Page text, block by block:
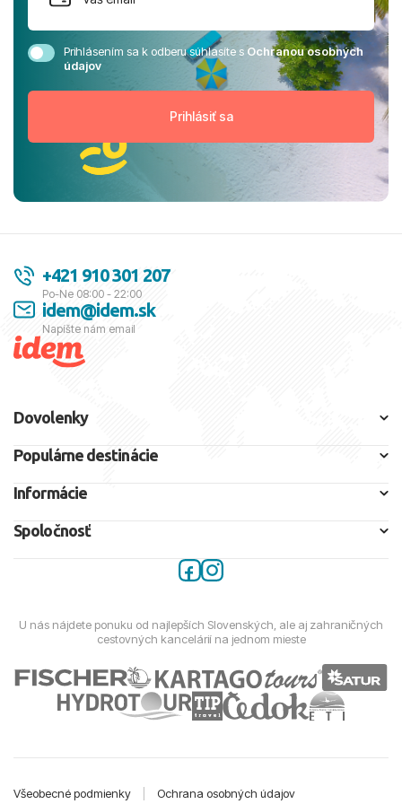
Prihlásením sa k odberu súhlasíte sOchranou osobných
údajov
+421 910 301 207
Po-Ne 08:00 - 22:00
idem@idem.sk
Napíšte nám email
Dovolenky
Populárne destinácie
Informácie
Spoločnosť
U nás nájdete ponuku od najlepších Slovenských, ale aj zahraničných
cestovných kancelárií na jednom mieste
Všeobecné podmienky Ochrana osobných údajov